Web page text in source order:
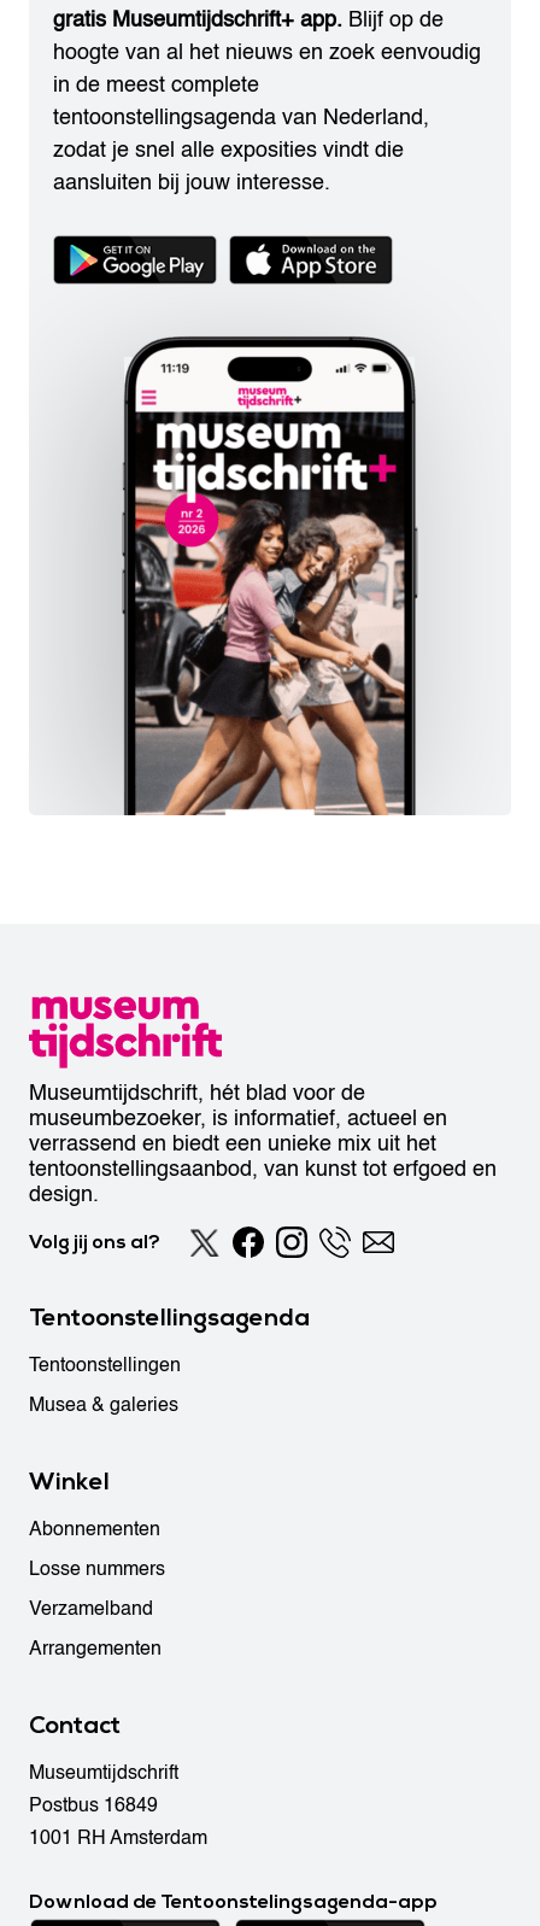
gratis Museumtijdschrift+ app. Blijf op de
hoogte van al het nieuws en zoek eenvoudig
in de meest complete
tentoonstellingsagenda van Nederland,
zodat je snel alle exposities vindt die
aansluiten bij jouw interesse.
Museumtijdschrift, hét blad voor de
museumbezoeker, is informatief, actueel en
verrassend en biedt een unieke mix uit het
tentoonstellingsaanbod, van kunst tot erfgoed en
design.
Volg jij ons al?
Tentoonstellingsagenda
Tentoonstellingen
Musea & galeries
Winkel
Abonnementen
Losse nummers
Verzamelband
Arrangementen
Contact
Museumtijdschrift
Postbus 16849
1001 RH Amsterdam
Download de Tentoonstelingsagenda-app